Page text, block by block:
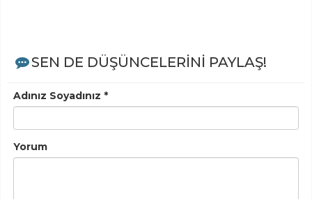
SEN DE DÜŞÜNCELERİNİ PAYLAŞ!
Adınız Soyadınız *
Yorum